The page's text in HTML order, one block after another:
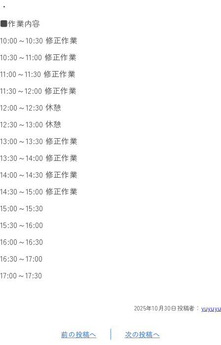
・
■作業内容
10:00～10:30 修正作業
10:30～11:00 修正作業
11:00～11:30 修正作業
11:30～12:00 修正作業
12:00～12:30 休憩
12:30～13:00 休憩
13:00～13:30 修正作業
13:30～14:00 修正作業
14:00～14:30 修正作業
14:30～15:00 修正作業
15:00～15:30
15:30～16:00
16:00～16:30
16:30～17:00
17:00～17:30
2025年10月30日 投稿者： yuyuyu
前の投稿へ 次の投稿へ